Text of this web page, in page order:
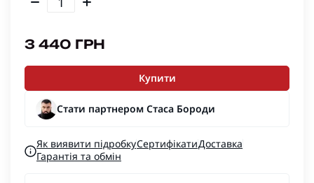
3 440 ГРН
Купити
Стати партнером Стаса Бороди
Як виявити підробкуСертифікатиДоставка
Гарантія та обмін